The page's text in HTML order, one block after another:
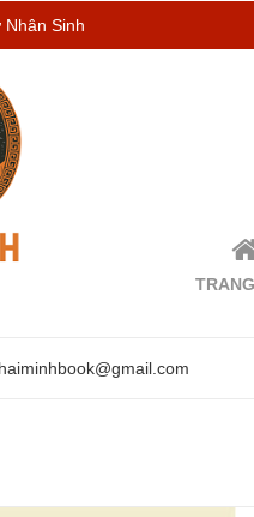
Nhân Sinh